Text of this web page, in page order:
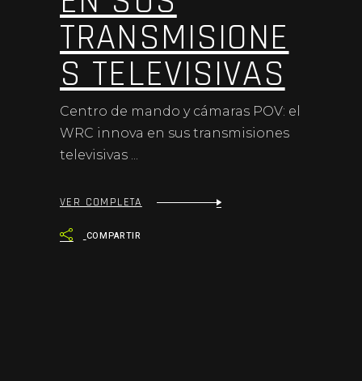
TRANSMISIONE
S TELEVISIVAS
Centro de mando y cámaras POV: el
WRC innova en sus transmisiones
televisivas
VER COMPLETA
COMPARTIR